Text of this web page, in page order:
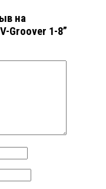
на
Groover 1-8”